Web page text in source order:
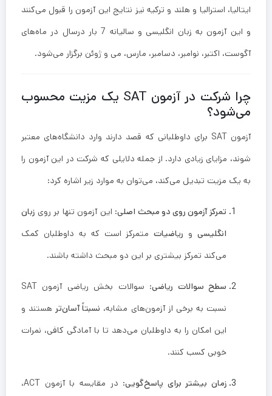
ایتالیا، استرالیا و هلند و ترکیه نیز نتایج این آزمون را قبول می‌کنند
و این آزمون به زبان انگلیسی و سالیانه 7 بار درسال در ماه‌های
آگوست، اکتبر‌، نوامبر، دسامبر‌، مارس، می و ژوئن برگزار می‌شود.
چرا شرکت در آزمون SAT یک مزیت محسوب
می‌شود؟
آزمون SAT برای داوطلبانی که قصد دارند وارد دانشگاه‌های معتبر
شوند، مزایای زیادی دارد. از جمله دلایلی که شرکت در این آزمون را
به یک مزیت تبدیل می‌کند، می‌توان به موارد زیر اشاره کرد:
تمرکز آزمون روی دو مبحث اصلی: این آزمون تنها بر روی زبان
انگلیسی و ریاضیاتمتمرکز است که به داوطلبان کمک
می‌کند تمرکز بیشتری بر این دو مبحث داشته باشند.
سطح سوالات ریاضی
: سوالات بخش ریاضی آزمون SAT
نسبت به برخی از آزمون‌های مشابه، نسبتاً آسان‌تر هستند و
این امکان را به داوطلبان می‌دهد تا با آمادگی کافی، نمرات
خوبی کسب کنند.
زمان بیشتر برای پاسخ‌گویی
: در مقایسه با آزمون ACT،